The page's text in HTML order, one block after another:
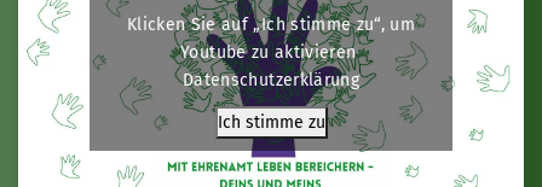
Klicken Sie auf „Ich stimme zu“, um
Youtube zu aktivieren
Datenschutzerklärung
Ich stimme zu